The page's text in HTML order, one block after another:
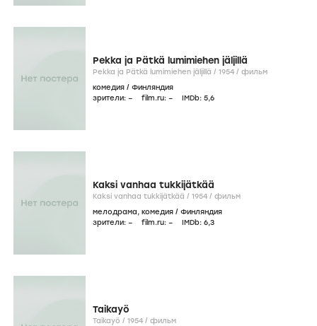
Pekka ja Pätkä lumimiehen jäljillä
Pekka ja Pätkä lumimiehen jäljillä / 1954 / фильм
комедия / Финляндия
зрители: – film.ru: – IMDb: 5,6
Kaksi vanhaa tukkijätkää
Kaksi vanhaa tukkijätkää / 1954 / фильм
мелодрама, комедия / Финляндия
зрители: – film.ru: – IMDb: 6,3
Taikayö
Taikayö / 1954 / фильм